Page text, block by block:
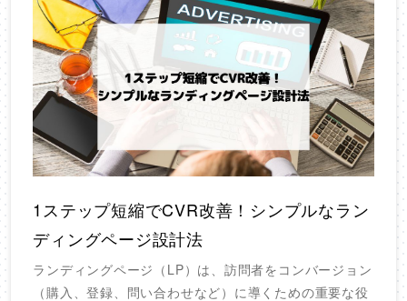
1ステップ短縮でCVR改善！シンプルなラン
ディングページ設計法
ランディングページ（LP）は、訪問者をコンバージョン
（購入、登録、問い合わせなど）に導くための重要な役